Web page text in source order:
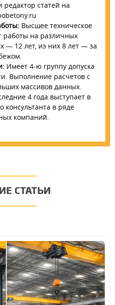
редактор статей на
Высшее техническое
работы на различных
— 12 лет, из них 8 лет — за
Имеет 4-ю группу допуска
Выполнение расчетов с
массивов данных.
4 года выступает в
консультанта в ряде
компаний.
СТАТЬИ